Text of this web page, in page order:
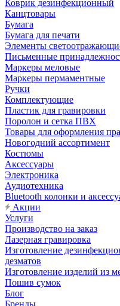
Коврик дезинфекционный
Канцтовары
Бумага
Бумага для печати
Элементы
Письменные
Маркеры меловые
Маркеры пермаментные
Ручки
Комплектующие
Пластик для гравировки
Поролон и сетка ПВХ
Товары для оформления
Новогодний ассортимент
Костюмы
Аксессуары
Электроника
Аудиотехника
Bluetooth колонки и
Акции
Услуги
Производство на заказ
Лазерная гравировка
Изготовление
дезматов
Изготовление изделий из
Пошив сумок
Блог
Бренды